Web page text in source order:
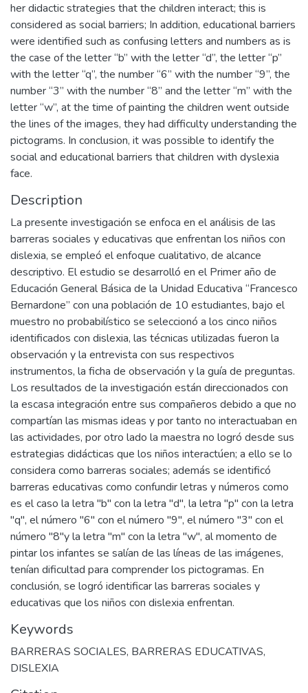
her didactic strategies that the children interact; this is
considered as social barriers; In addition, educational barriers
were identified such as confusing letters and numbers as is
the case of the letter “b” with the letter “d”, the letter “p”
with the letter “q”, the number “6” with the number “9”, the
number “3” with the number “8” and the letter “m” with the
letter “w”, at the time of painting the children went outside
the lines of the images, they had difficulty understanding the
pictograms. In conclusion, it was possible to identify the
social and educational barriers that children with dyslexia
face.
Description
La presente investigación se enfoca en el análisis de las
barreras sociales y educativas que enfrentan los niños con
dislexia, se empleó el enfoque cualitativo, de alcance
descriptivo. El estudio se desarrolló en el Primer año de
Educación General Básica de la Unidad Educativa “Francesco
Bernardone” con una población de 10 estudiantes, bajo el
muestro no probabilístico se seleccionó a los cinco niños
identificados con dislexia, las técnicas utilizadas fueron la
observación y la entrevista con sus respectivos
instrumentos, la ficha de observación y la guía de preguntas.
Los resultados de la investigación están direccionados con
la escasa integración entre sus compañeros debido a que no
compartían las mismas ideas y por tanto no interactuaban en
las actividades, por otro lado la maestra no logró desde sus
estrategias didácticas que los niños interactúen; a ello se lo
considera como barreras sociales; además se identificó
barreras educativas como confundir letras y números como
es el caso la letra "b" con la letra "d", la letra "p" con la letra
"q", el número "6" con el número "9", el número "3" con el
número "8"y la letra "m" con la letra "w", al momento de
pintar los infantes se salían de las líneas de las imágenes,
tenían dificultad para comprender los pictogramas. En
conclusión, se logró identificar las barreras sociales y
educativas que los niños con dislexia enfrentan.
Keywords
BARRERAS SOCIALES, BARRERAS EDUCATIVAS,
DISLEXIA